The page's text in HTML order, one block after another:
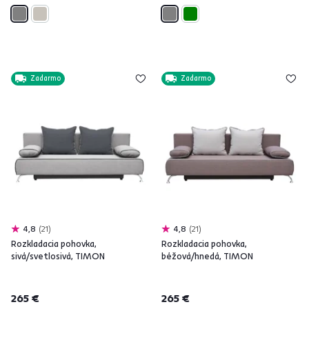
Zadarmo
4,8 21
Rozkladacia pohovka,
sivá/svetlosivá, TIMON
265 €
Zadarmo
4,8 21
Rozkladacia pohovka,
béžová/hnedá, TIMON
265 €